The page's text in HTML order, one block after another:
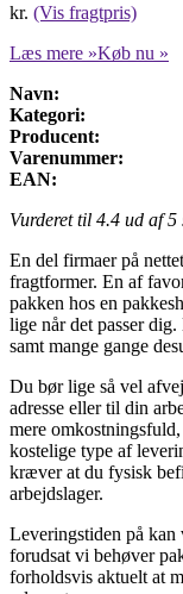
kr. (Vis fragtpris)
Læs mere »Køb nu »
Navn:
Kategori:
Producent:
Varenummer:
EAN:
Vurderet til 4.4 ud af 5
En del firmaer på
fragtformer. En af
pakken hos en
lige når det passer
samt mange gange
Du bør lige så vel
adresse eller til din
mere
kostelige type af
kræver at du fysisk
arbejdslager.
Leveringstiden på kan
forudsat vi behøver
forholdsvis aktuelt at